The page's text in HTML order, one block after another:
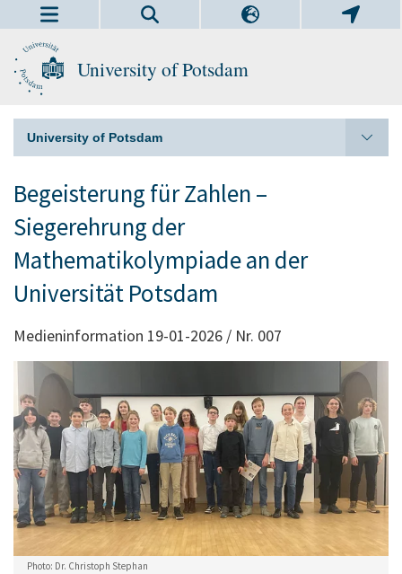
University of Potsdam
University of Potsdam
Begeisterung für Zahlen –
Siegerehrung der
Mathematikolympiade an der
Universität Potsdam
Medieninformation 19-01-2026 / Nr. 007
Photo: Dr. Christoph Stephan